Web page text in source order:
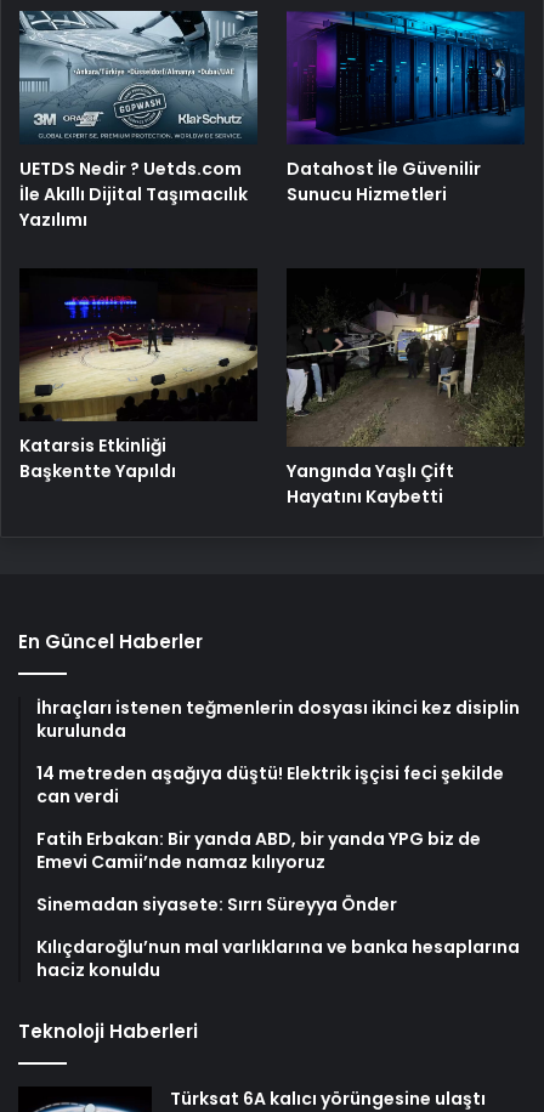
UETDS Nedir ? Uetds.com
İle Akıllı Dijital Taşımacılık
Yazılımı
Datahost İle Güvenilir
Sunucu Hizmetleri
Katarsis Etkinliği
Başkentte Yapıldı
Yangında Yaşlı Çift
Hayatını Kaybetti
En Güncel Haberler
İhraçları istenen teğmenlerin dosyası ikinci kez disiplin
kurulunda
14 metreden aşağıya düştü! Elektrik işçisi feci şekilde
can verdi
Fatih Erbakan: Bir yanda ABD, bir yanda YPG biz de
Emevi Camii’nde namaz kılıyoruz
Sinemadan siyasete: Sırrı Süreyya Önder
Kılıçdaroğlu’nun mal varlıklarına ve banka hesaplarına
haciz konuldu
Teknoloji Haberleri
Türksat 6A kalıcı yörüngesine ulaştı